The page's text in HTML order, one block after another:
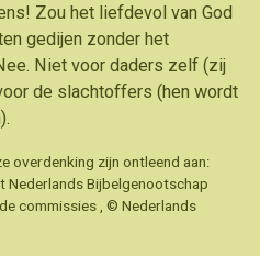
Zou het liefdevol van God
gedijen zonder het
Niet voor daders zelf (zij
de slachtoffers (hen wordt
overdenking zijn ontleend aan:
Nederlands Bijbelgenootschap
commissies , © Nederlands